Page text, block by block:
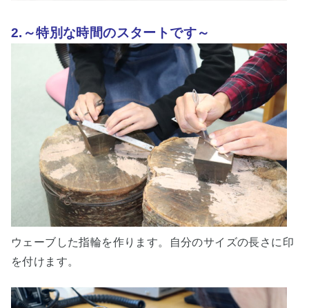
2.～特別な時間のスタートです～
ウェーブした指輪を作ります。自分のサイズの長さに印
を付けます。